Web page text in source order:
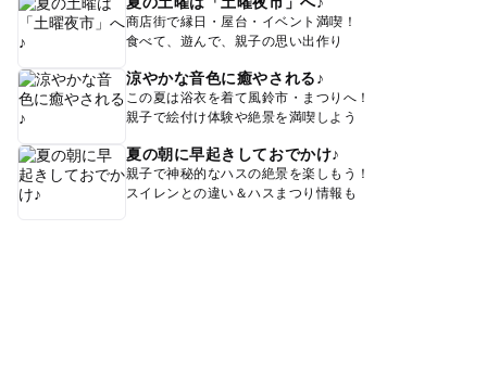
商店街で縁日・屋台・イベント満喫！
食べて、遊んで、親子の思い出作り
涼やかな音色に癒やされる♪
この夏は浴衣を着て風鈴市・まつりへ！
親子で絵付け体験や絶景を満喫しよう
夏の朝に早起きしておでかけ♪
親子で神秘的なハスの絶景を楽しもう！
スイレンとの違い＆ハスまつり情報も